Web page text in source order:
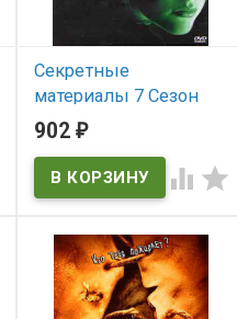
Секретные
материалы 7 Сезон
(22 серии) (4DVD) (The
902₽
 